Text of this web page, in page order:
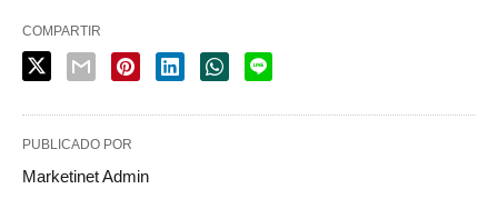
COMPARTIR
PUBLICADO POR
Marketinet Admin